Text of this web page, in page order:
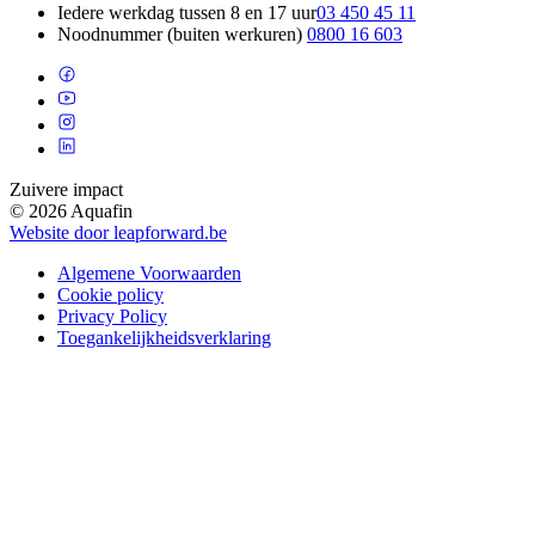
Iedere werkdag tussen 8 en 17 uur03 450 45 11
Noodnummer (buiten werkuren) 0800 16 603
Zuivere impact
© 2026 Aquafin
Website door leapforward.be
Algemene Voorwaarden
Cookie policy
Privacy Policy
Toegankelijkheidsverklaring